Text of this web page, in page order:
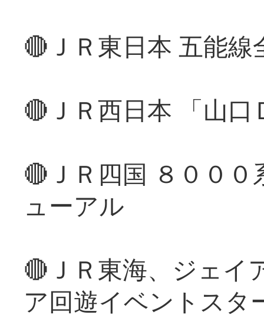
🔴ＪＲ東日本 五能
🔴ＪＲ西日本 「山
🔴ＪＲ四国 ８００
ューアル
🔴ＪＲ東海、ジェイ
ア回遊イベントスタ